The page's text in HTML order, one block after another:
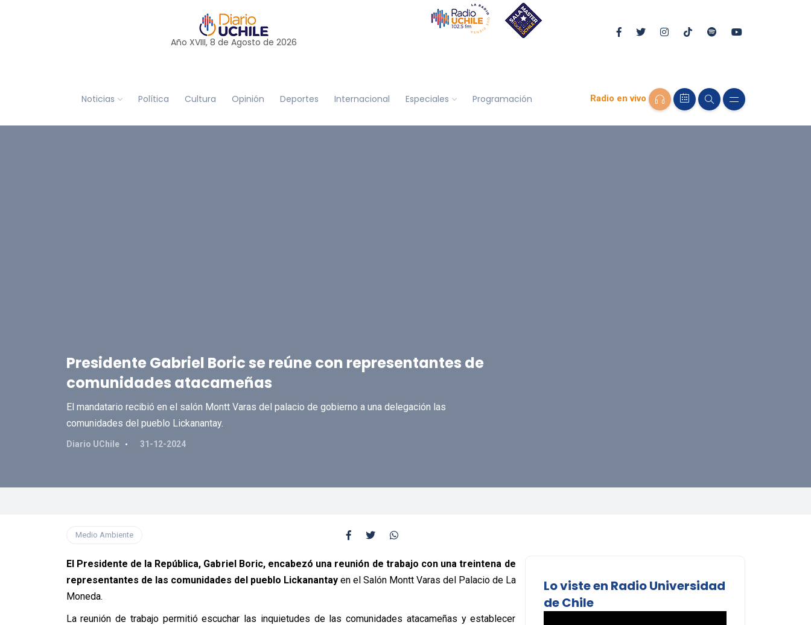
Año XVIII, 8 de Agosto de 2026
Noticias Política Cultura Opinión Deportes Internacional Especiales Programación Radio en vivo
Presidente Gabriel Boric se reúne con representantes de
comunidades atacameñas
El mandatario recibió en el salón Montt Varas del palacio de gobierno a una delegación las
comunidades del pueblo Lickanantay.
Diario UChile 31-12-2024
Medio Ambiente
El Presidente de la República, Gabriel Boric, encabezó una reunión de trabajo con una treintena de
representantes de las comunidades del pueblo Lickanantayen el Salón Montt Varas del Palacio de La
Moneda.
La reunión de trabajo permitió escuchar las inquietudes de las comunidades atacameñas y establecer
Lo viste en Radio Universidad
de Chile